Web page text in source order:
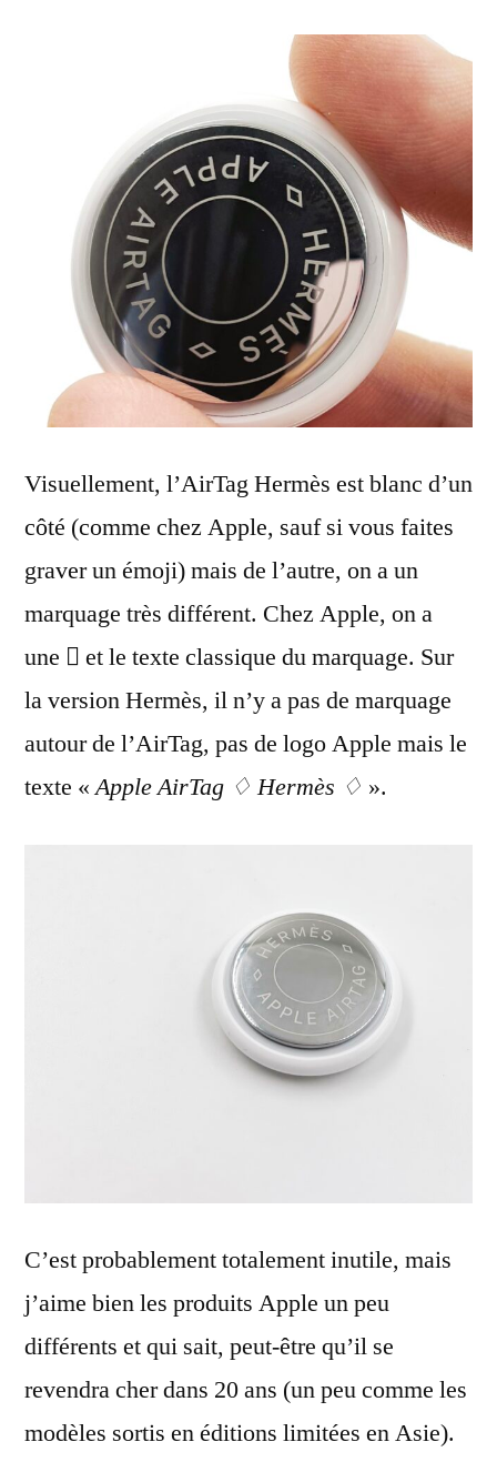
Visuellement, l’AirTag Hermès est blanc d’un
côté (comme chez Apple, sauf si vous faites
graver un émoji) mais de l’autre, on a un
marquage très différent. Chez Apple, on a
une  et le texte classique du marquage. Sur
la version Hermès, il n’y a pas de marquage
autour de l’AirTag, pas de logo Apple mais le
texte «Apple AirTag ♢ Hermès ♢ ».
C’est probablement totalement inutile, mais
j’aime bien les produits Apple un peu
différents et qui sait, peut-être qu’il se
revendra cher dans 20 ans (un peu comme les
modèles sortis en éditions limitées en Asie).